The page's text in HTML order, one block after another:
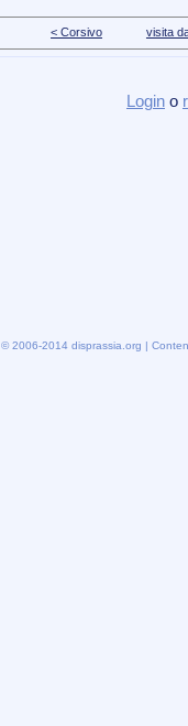
< Corsivo visita
Login o
© 2006-2014 disprassia.org |